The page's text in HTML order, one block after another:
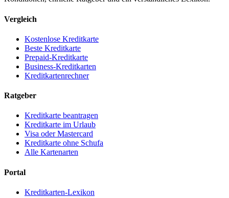
Vergleich
Kostenlose Kreditkarte
Beste Kreditkarte
Prepaid-Kreditkarte
Business-Kreditkarten
Kreditkartenrechner
Ratgeber
Kreditkarte beantragen
Kreditkarte im Urlaub
Visa oder Mastercard
Kreditkarte ohne Schufa
Alle Kartenarten
Portal
Kreditkarten-Lexikon